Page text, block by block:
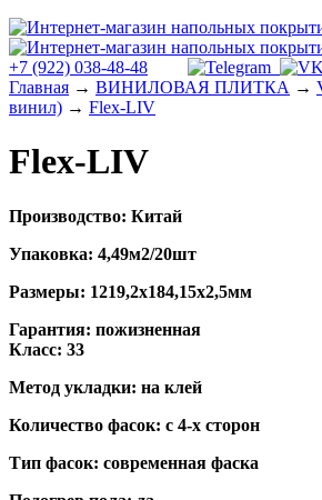
+7 (922) 038-48-48
Главная → ВИНИЛОВАЯ ПЛИТКА →
винил) → Flex-LIV
Flex-LIV
Производство: Китай
Упаковка: 4,49м2/20шт
Размеры: 1219,2х184,15х2,5мм
Гарантия: пожизненная
Класс: 33
Метод укладки: на клей
Количество фасок: с 4-х сторон
Тип фасок: современная фаска